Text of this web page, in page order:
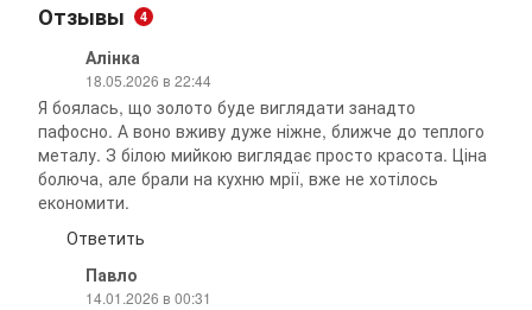
Отзывы 4
Алінка
18.05.2026 в 22:44
Я боялась, що золото буде виглядати занадто
пафосно. А воно вживу дуже ніжне, ближче до теплого
металу. З білою мийкою виглядає просто красота. Ціна
болюча, але брали на кухню мрії, вже не хотілось
економити.
Ответить
Павло
14.01.2026 в 00:31